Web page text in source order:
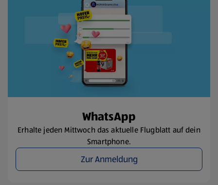
WhatsApp
Erhalte jeden Mittwoch das aktuelle Flugblatt auf dein
Smartphone.
Zur Anmeldung